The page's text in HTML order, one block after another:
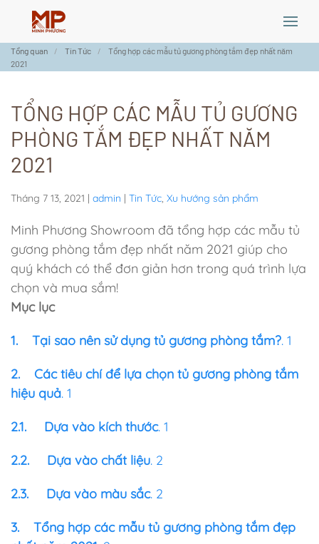
Skip
to
content
Tổng quan Tin Tức
Tổng hợp các mẫu tủ gương phòng tắm đẹp nhất năm
2021
TỔNG HỢP CÁC MẪU TỦ GƯƠNG
PHÒNG TẮM ĐẸP NHẤT NĂM
2021
Tháng 7 13, 2021 | admin | Tin Tức, Xu hướng sản phẩm
Minh Phương Showroom đã tổng hợp các mẫu tủ
gương phòng tắm đẹp nhất năm 2021 giúp cho
quý khách có thể đơn giản hơn trong quá trình lựa
chọn và mua sắm!
Mục lục
1. Tại sao nên sử dụng tủ gương phòng tắm?. 1
2.
Các tiêu chí để lựa chọn tủ gương phòng tắm
hiệu quả. 1
2.1. Dựa vào kích thước. 1
2.2. Dựa vào chất liệu. 2
2.3. Dựa vào màu sắc. 2
3.
Tổng hợp các mẫu tủ gương phòng tắm đẹp